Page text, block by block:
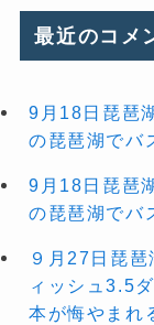
最近のコメ
9月18日琵琶
の琵琶湖でバ
9月18日琵琶
の琵琶湖でバ
９月27日琵
ィッシュ3.5
本が悔やまれ